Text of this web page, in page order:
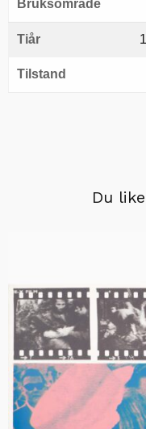
Bruksområde
Tiår
Tilstand
Du